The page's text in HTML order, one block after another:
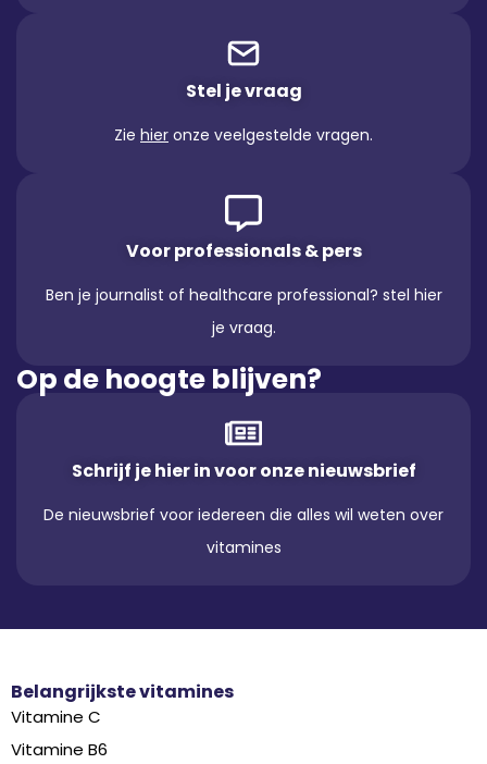
Stel je vraag
Zie hier onze veelgestelde vragen.
Voor professionals & pers
Ben je journalist of healthcare professional? stel hier
je vraag.
Op de hoogte blijven?
Schrijf je hier in voor onze nieuwsbrief
De nieuwsbrief voor iedereen die alles wil weten over
vitamines
Belangrijkste vitamines
Vitamine C
Vitamine B6